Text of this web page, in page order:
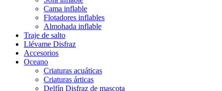
Cama inflable
Flotadores inflables
Almohada inflable
Traje de salto
Llévame Disfraz
Accesorios
Oceano
Criaturas acuáticas
Criaturas árticas
Delfín Disfraz de mascota